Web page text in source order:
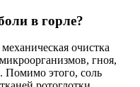
в горле?
очистка
гноя,
Помимо этого, соль